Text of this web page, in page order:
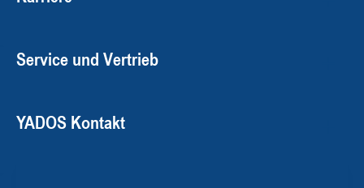
Service und Vertrieb
YADOS Kontakt